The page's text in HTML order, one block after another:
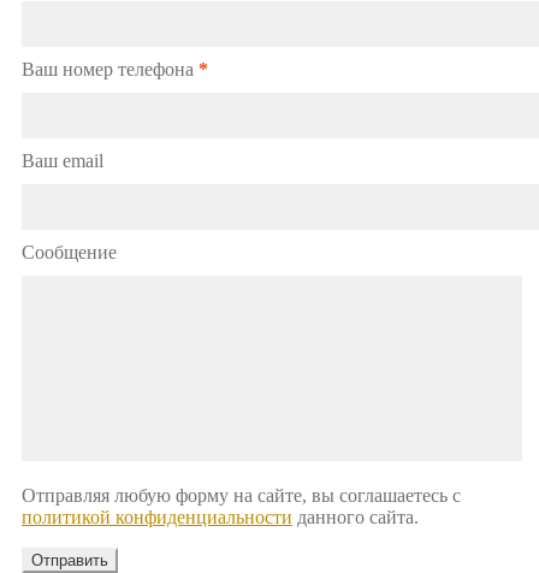
Ваш номер телефона *
Ваш email
Сообщение
Отправляя любую форму на сайте, вы соглашаетесь с
политикой конфиденциальности данного сайта.